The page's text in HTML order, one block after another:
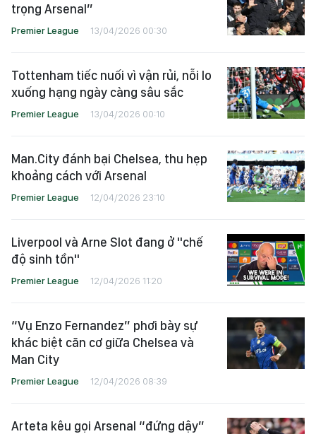
trọng Arsenal”
Premier League 13/04/2026 00:30
Tottenham tiếc nuối vì vận rủi, nỗi lo
xuống hạng ngày càng sâu sắc
Premier League 13/04/2026 00:10
Man.City đánh bại Chelsea, thu hẹp
khoảng cách với Arsenal
Premier League 12/04/2026 23:10
Liverpool và Arne Slot đang ở "chế
độ sinh tồn"
Premier League 12/04/2026 11:20
“Vụ Enzo Fernandez” phơi bày sự
khác biệt căn cơ giữa Chelsea và
Man City
Premier League 12/04/2026 08:39
Arteta kêu gọi Arsenal “đứng dậy”